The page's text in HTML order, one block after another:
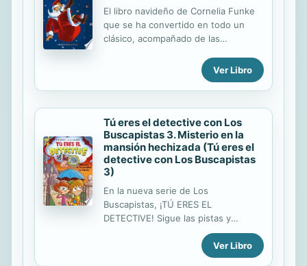
El libro navideño de Cornelia Funke
que se ha convertido en todo un
clásico, acompañado de las
Kehn. Durante una terrible tormenta,
el reno Estrella Fugaz se asusta y el
carro de Papá Noel cae en medio de
la calle en una ciudad. Justo en el
peor momento: quedan dos semanas
para Navidad y el último Papá Noel
verdadero tendrá que detener un
malvado plan para acabar con los
deseos de los niños. Ayudado por
los pequeños Charlotte y Ben,
además de unos peculiares duendes,
todos juntos lograrán salvar la
Ver Libro
Tú eres el detective con Los
Buscapistas 3. Misterio en la
mansión hechizada (Tú eres el
detective con Los Buscapistas
3)
En la nueva serie de Los
Buscapistas, ¡TÚ ERES EL
DETECTIVE! Sigue las pistas y
resuelve el misterio: ¡LEE, INVESTIGA
Y DIVIÉRTETE! LOS BUSCAPISTAS
NECESITAN TU AYUDA PARA
Ver Libro